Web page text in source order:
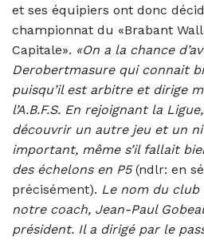
et ses équipiers ont donc
championnat du «Brabant
Capitale». «On a la chance
Derobertmasure qui connait
puisqu’il est arbitre et dirige
l’A.B.F.S. En rejoignant la
découvrir un autre jeu et un
important, même s’il fallait
des échelons en P5(ndlr: en
précisément). Le nom du club
notre coach, Jean-Paul
président. Il a dirigé par le